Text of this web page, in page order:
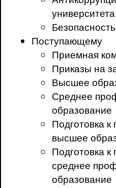
университета
Безопасность
Поступающему
Приемная
Приказы на
Высшее
Среднее
образование
Подготовка
высшее
Подготовка
среднее
образование